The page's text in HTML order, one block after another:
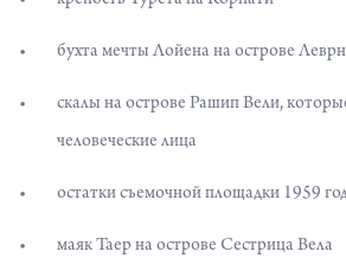
бухта мечты Лойена на острове
скалы на острове Рашип Вели,
человеческие лица
остатки съемочной площадки 1959
маякТаер на острове Сестрица Вела